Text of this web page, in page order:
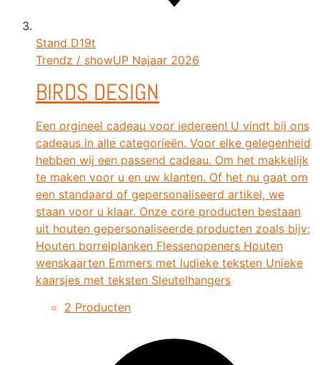
Stand D19t
Trendz / showUP Najaar 2026
BIRDS DESIGN
Een orgineel cadeau voor iedereen! U vindt bij ons
cadeaus in alle categorieën. Voor elke gelegenheid
hebben wij een passend cadeau. Om het makkelijk
te maken voor u en uw klanten. Of het nu gaat om
een standaard of gepersonaliseerd artikel, we
staan voor u klaar. Onze core producten bestaan
uit houten gepersonaliseerde producten zoals bijv:
Houten borrelplanken Flessenopeners Houten
wenskaarten Emmers met ludieke teksten Unieke
kaarsjes met teksten Sleutelhangers
2 Producten